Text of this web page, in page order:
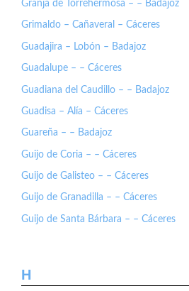
Granja de Torrehermosa – – Badajoz
Grimaldo – Cañaveral – Cáceres
Guadajira – Lobón – Badajoz
Guadalupe – – Cáceres
Guadiana del Caudillo – – Badajoz
Guadisa – Alía – Cáceres
Guareña – – Badajoz
Guijo de Coria – – Cáceres
Guijo de Galisteo – – Cáceres
Guijo de Granadilla – – Cáceres
Guijo de Santa Bárbara – – Cáceres
H